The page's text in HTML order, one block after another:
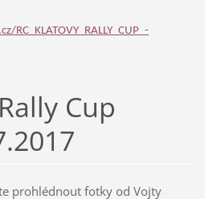
Cup
prohlédnout fotky od Vojty